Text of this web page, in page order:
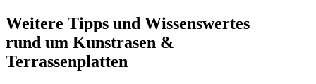
Weitere Tipps und Wissenswertes
rund um Kunstrasen &
Terrassenplatten